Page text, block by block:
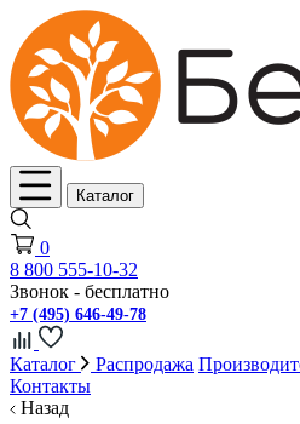
Каталог
0
8 800 555-10-32
Звонок - бесплатно
+7 (495) 646-49-78
Каталог Распродажа
Контакты
Назад